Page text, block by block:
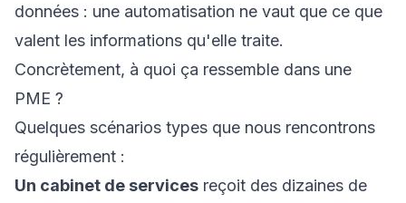
données : une automatisation ne vaut que ce que
valent les informations qu'elle traite.
Concrètement, à quoi ça ressemble dans une
PME ?
Quelques scénarios types que nous rencontrons
régulièrement :
Un cabinet de services reçoit des dizaines de